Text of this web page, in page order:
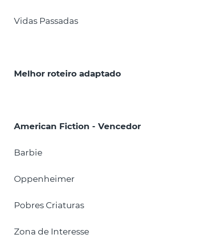
Vidas Passadas
Melhor roteiro adaptado
American Fiction - Vencedor
Barbie
Oppenheimer
Pobres Criaturas
Zona de Interesse